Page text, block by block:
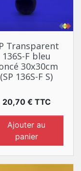
Transparent
136S-F bleu
30x30cm
(SP 136S-F S)
Prix
20,70 € TTC
Ajouter au
panier